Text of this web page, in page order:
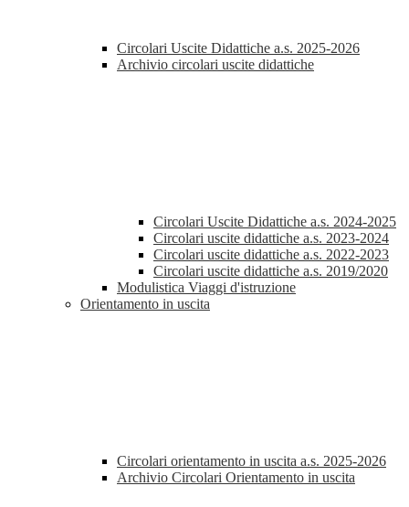
Circolari Uscite Didattiche a.s. 2025-2026
Archivio circolari uscite didattiche
Circolari Uscite Didattiche a.s. 2024-2025
Circolari uscite didattiche a.s. 2023-2024
Circolari uscite didattiche a.s. 2022-2023
Circolari uscite didattiche a.s. 2019/2020
Modulistica Viaggi d'istruzione
Orientamento in uscita
Circolari orientamento in uscita a.s. 2025-2026
Archivio Circolari Orientamento in uscita